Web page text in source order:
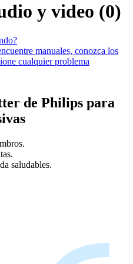
y video (0)
manuales, conozca los
cualquier problema
de Philips para
saludables.